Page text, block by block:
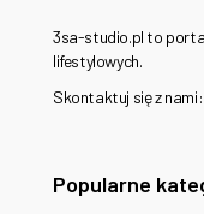
3sa-studio.pl to
lifestylowych.
Skontaktuj się z
Popularne